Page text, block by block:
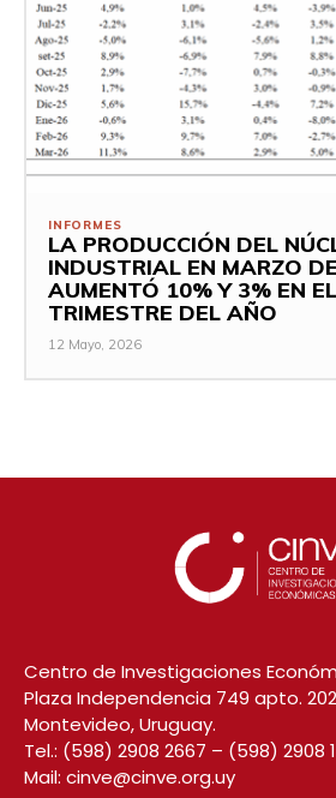
INFORMES
LA PRODUCCIÓN DEL
INDUSTRIAL EN MARZO
AUMENTÓ 10% Y 3% EN
TRIMESTRE DEL AÑO
12 Mayo, 2026
Centro de Investigaciones
Plaza Independencia 749 apto. 202
Montevideo, Uruguay.
Tel.: (598) 2908 2667 – (598) 2908
Mail: cinve@cinve.org.uy